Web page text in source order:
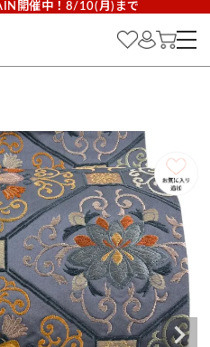
開催中！8/10(月)まで